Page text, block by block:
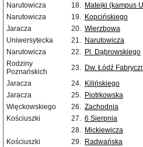
Narutowicza
18. Matejki (kampus
Narutowicza
19. Kopcińskiego
Jaracza
20. Wierzbowa
Uniwersytecka
21. Narutowicza
Narutowicza
22. Pl. Dąbrowskiego
Rodziny
Poznańskich
23. Dw. Łódź
Jaracza 24. Kilińskiego
Jaracza
25. Piotrkowska
Więckowskiego
26. Zachodnia
Kościuszki
27. 6 Sierpnia
28. Mickiewicza
Kościuszki
29. Radwańska